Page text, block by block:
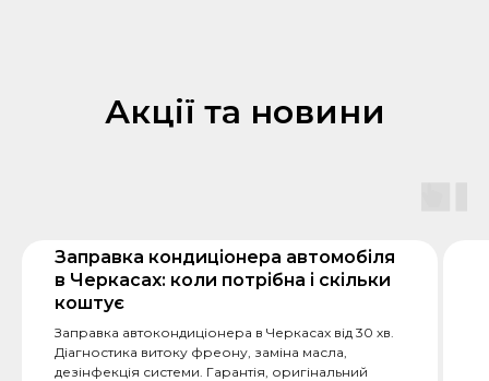
Акції та новини
Заправка кондиціонера автомобіля
в Черкасах: коли потрібна і скільки
коштує
Заправка автокондиціонера в Черкасах від 30 хв.
Діагностика витоку фреону, заміна масла,
дезінфекція системи. Гарантія, оригінальний